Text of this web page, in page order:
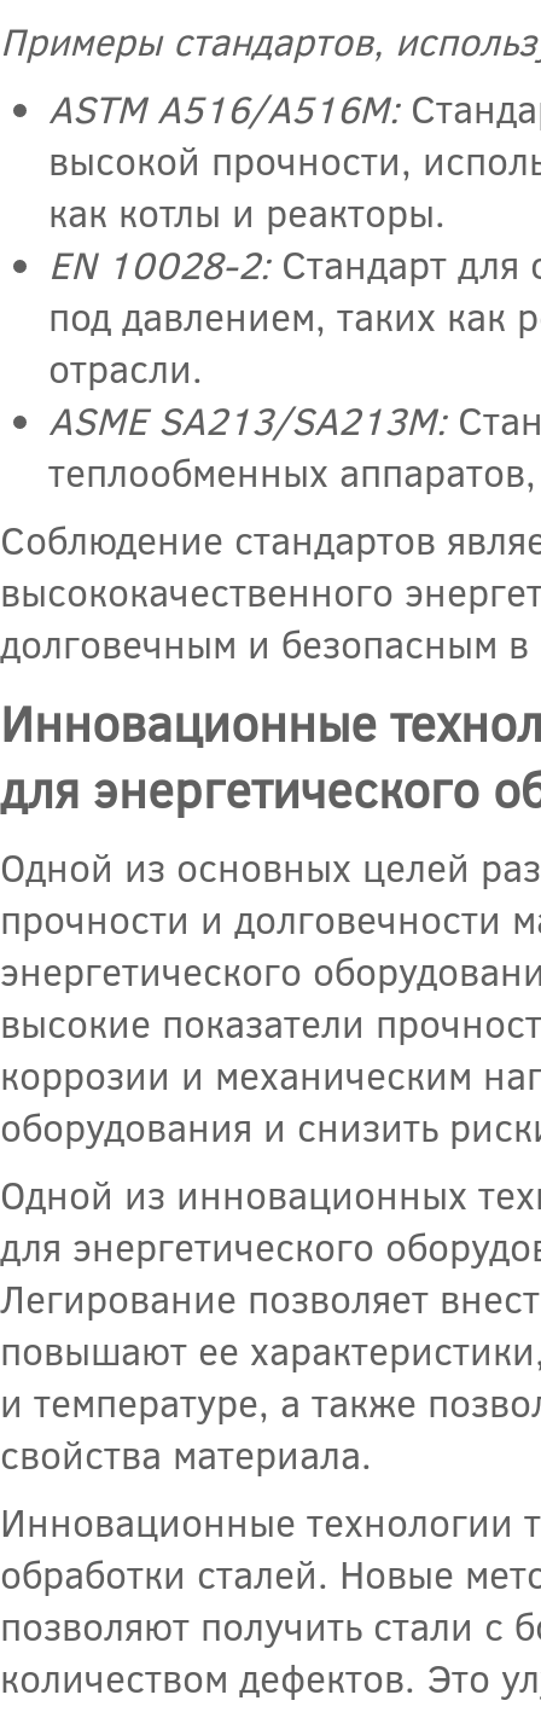
Примеры стандартов,
ASTM A516/A516M:
высокой прочности,
как котлы и реакторы.
EN 10028-2:Стандарт для
под давлением, таких как
отрасли.
ASME SA213/SA213M:
теплообменных
Соблюдение стандартов
высококачественного
долговечным и безопасным в
Инновационные
для энергетического
Одной из основных целей
прочности и долговечности
энергетического
высокие показатели
коррозии и механическим
оборудования и снизить
Одной из инновационных
для энергетического
Легирование позволяет
повышают ее
и температуре, а также
свойства материала.
Инновационные технологии
обработки сталей. Новые
позволяют получить стали
количеством дефектов. Это